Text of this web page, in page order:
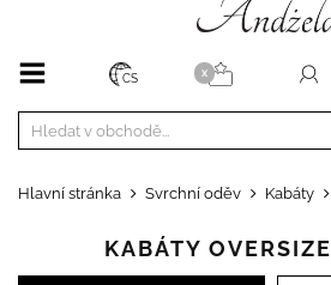
CS X
Hlavní stránka Svrchní oděv Kabáty
KABÁTY OVERSIZE